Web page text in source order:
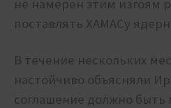
не намерен этим изгоям
поставлять ХАМАСу
В течение нескольких
настойчиво объясняли
соглашение должно быть